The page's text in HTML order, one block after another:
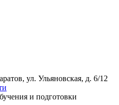
ул. Ульяновская, д. 6/12
и подготовки